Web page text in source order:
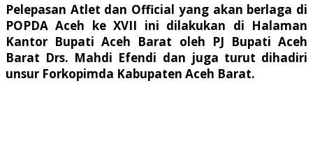
Pelepasan Atlet dan Official yang akan berlaga di
POPDA Aceh ke XVII ini dilakukan di Halaman
Kantor Bupati Aceh Barat oleh PJ Bupati Aceh
Barat Drs. Mahdi Efendi dan juga turut dihadiri
unsur Forkopimda Kabupaten Aceh Barat.